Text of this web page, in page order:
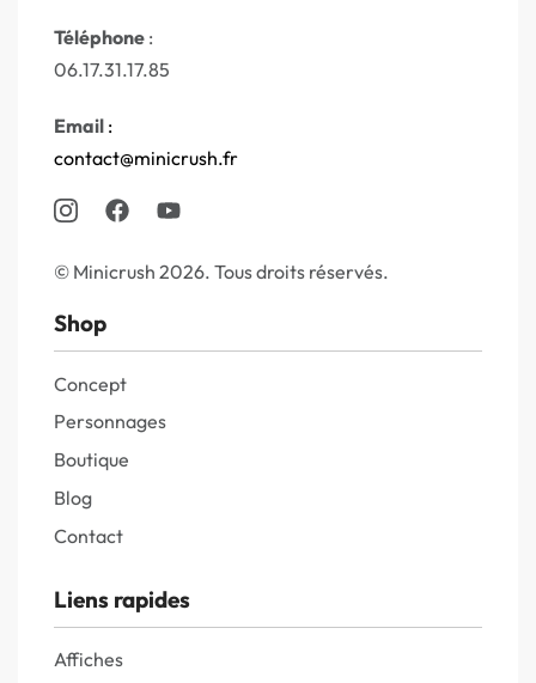
Téléphone :
06.17.31.17.85
Email :
contact@minicrush.fr
© Minicrush 2026. Tous droits réservés.
Shop
Concept
Personnages
Boutique
Blog
Contact
Liens rapides
Affiches